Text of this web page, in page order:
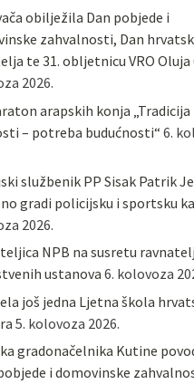
obilježila Dan pobjede i
zahvalnosti, Dan
te 31. obljetnicu VRO Oluja
2026.
arapskih konja „Tradicija
– potreba budućnosti“6.
službenik PP Sisak Patrik
gradi policijsku i sportsku
2026.
NPB na susretu
ustanova6. kolovoza
još jedna Ljetna škola
5. kolovoza 2026.
gradonačelnika Kutine
i domovinske